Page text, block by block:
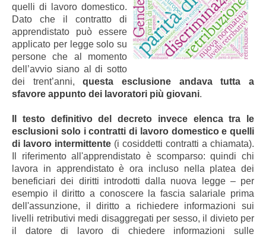
quelli di lavoro domestico.
Dato che il contratto di
apprendistato può essere
applicato per legge solo su
persone che al momento
dell’avvio siano al di sotto
dei trent’anni,questa esclusione andava tutta a
sfavore appunto dei lavoratori più giovani.
Il testo definitivo del decreto invece elenca tra le
esclusioni solo i contratti di lavoro domestico e quelli
di lavoro intermittente (i cosiddetti contratti a chiamata).
Il riferimento all'apprendistato è scomparso: quindi chi
lavora in apprendistato è ora incluso nella platea dei
beneficiari dei diritti introdotti dalla nuova legge – per
esempio il diritto a conoscere la fascia salariale prima
dell'assunzione, il diritto a richiedere informazioni sui
livelli retributivi medi disaggregati per sesso, il divieto per
il datore di lavoro di chiedere informazioni sulle